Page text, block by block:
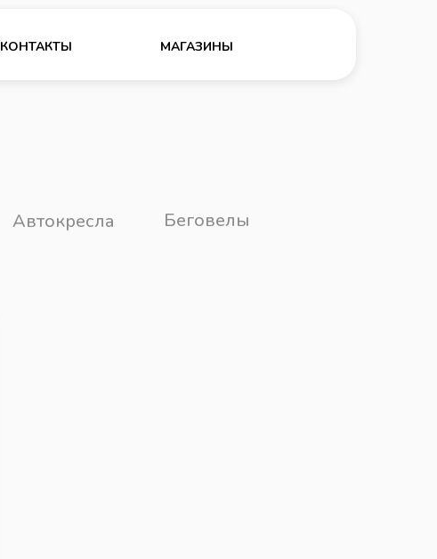
МАГАЗИНЫ
КОНТАКТЫ
Беговелы
Автокресла